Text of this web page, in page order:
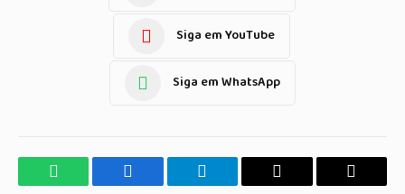
Siga em YouTube
Siga em WhatsApp
WhatsApp Facebook Telegrama Copiar E-